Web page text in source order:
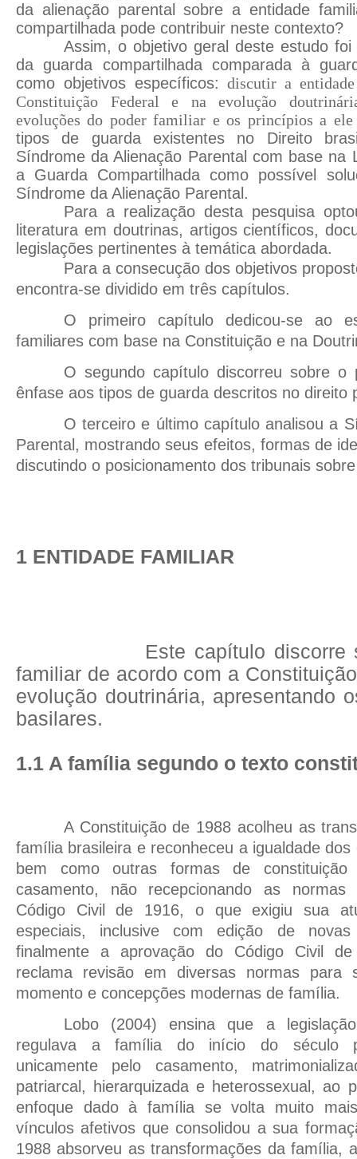
da alienação parental sobre a entidade
compartilhada pode contribuir neste contexto?
Assim, o objetivo geral deste estudo
da guarda compartilhada comparada à
como objetivos específicos:discutir a
Constituição Federal e na evolução
evoluções do poder familiar e os princípios a ele
tipos de guarda existentes no Direito
Síndrome da Alienação Parental com base na
a Guarda Compartilhada como possível
Síndrome da Alienação Parental.
Para a realização desta pesquisa
literatura em doutrinas, artigos científicos,
legislações pertinentes à temática abordada.
Para a consecução dos objetivos
encontra-se dividido em três capítulos.
O primeiro capítulo dedicou-se ao
familiares com base na Constituição e na
O segundo capítulo discorreu sobre o
ênfase aos tipos de guarda descritos no direito
O terceiro e último capítulo analisou a
Parental, mostrando seus efeitos, formas de
discutindo o posicionamento dos tribunais
1 ENTIDADE FAMILIAR
Este capítulo discorre
familiar de acordo com a
evolução doutrinária, apresentando
basilares.
1.1 A família segundo o texto
A Constituição de 1988 acolheu as
família brasileira e reconheceu a igualdade
bem como outras formas de
casamento, não recepcionando as
Código Civil de 1916, o que exigiu sua
especiais, inclusive com edição de novas
finalmente a aprovação do Código Civil
reclama revisão em diversas normas para
momento e concepções modernas de família.
Lobo (2004) ensina que a
regulava a família do início do século
unicamente pelo casamento,
patriarcal, hierarquizada e heterossexual, ao
enfoque dado à família se volta muito
vínculos afetivos que consolidou a sua
1988 absorveu as transformações da família,